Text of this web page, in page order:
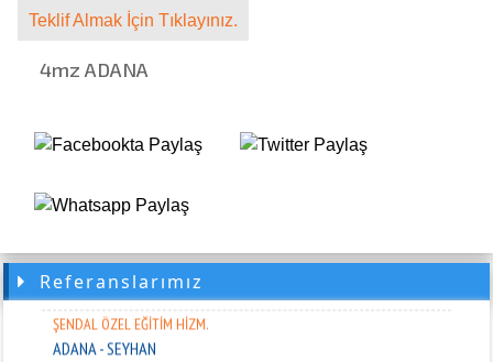
Teklif Almak İçin Tıklayınız.
4mz ADANA
Referanslarımız
KOZAN MESLEKİ VE TEKNİK AND. LİSESİ 4mz Eğitim Donatılarını Tercih
Etti
CEYHAN ANADOLU LİSESİ 4mz Eğitim Donatılarını Tercih Etti
FATİH ANADOLU LİSESİ 4mz Eğitim Donatılarını Tercih Etti
KOZAN FATİH ANADOLU LİSESİ 4mz Eğitim Donatılarını Tercih Etti
ADANA - KOZAN
ŞENDAL ÖZEL EĞİTİM HİZM.
ADANA - SEYHAN